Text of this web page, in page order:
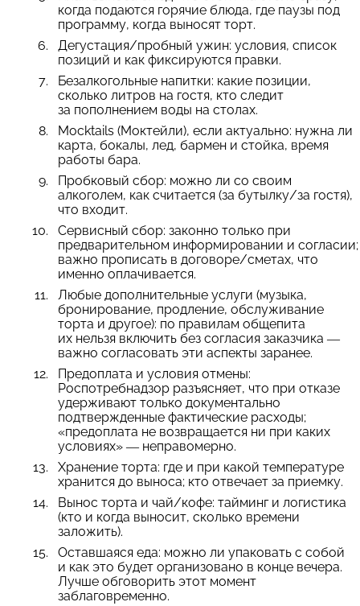
когда подаются горячие блюда, где паузы под
программу, когда выносят торт.
Дегустация/пробный ужин: условия, список
позиций и как фиксируются правки.
Безалкогольные напитки: какие позиции,
сколько литров на гостя, кто следит
за пополнением воды на столах.
Mocktails (Моктейли), если актуально: нужна ли
карта, бокалы, лед, бармен и стойка, время
работы бара.
Пробковый сбор: можно ли со своим
алкоголем, как считается (за бутылку/за гостя),
что входит.
Сервисный сбор: законно только при
предварительном информировании и согласии;
важно прописать в договоре/сметах, что
именно оплачивается.
Любые дополнительные услуги (музыка,
бронирование, продление, обслуживание
торта и другое): по правилам общепита
их нельзя включить без согласия заказчика —
важно согласовать эти аспекты заранее.
Предоплата и условия отмены:
Роспотребнадзор разъясняет, что при отказе
удерживают только документально
подтвержденные фактические расходы;
«предоплата не возвращается ни при каких
условиях» — неправомерно.
Хранение торта: где и при какой температуре
хранится до выноса; кто отвечает за приемку.
Вынос торта и чай/кофе: тайминг и логистика
(кто и когда выносит, сколько времени
заложить).
Оставшаяся еда: можно ли упаковать с собой
и как это будет организовано в конце вечера.
Лучше обговорить этот момент
заблаговременно.